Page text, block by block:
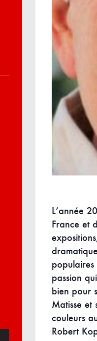
L’année
France et
populaires
passion
bien pour
Matisse et
couleurs
Robert